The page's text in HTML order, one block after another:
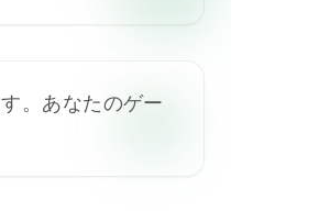
。あなたのゲー